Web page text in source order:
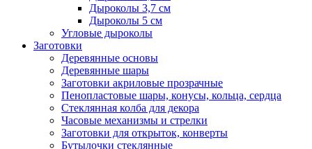
Дыроколы 3,7 см
Дыроколы 5 см
Угловые дыроколы
Заготовки
Деревянные основы
Деревянные шары
Заготовки акриловые прозрачные
Пенопластовые шары, конусы, кольца, сердца
Стеклянная колба для декора
Часовые механизмы и стрелки
Заготовки для открыток, конверты
Бутылочки стеклянные